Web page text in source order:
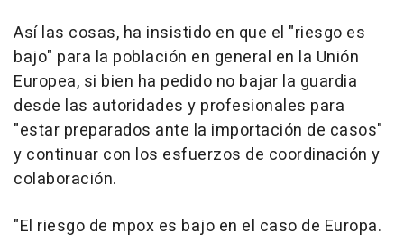
Así las cosas, ha insistido en que el "riesgo es
bajo" para la población en general en la Unión
Europea, si bien ha pedido no bajar la guardia
desde las autoridades y profesionales para
"estar preparados ante la importación de casos"
y continuar con los esfuerzos de coordinación y
colaboración.
"El riesgo de mpox es bajo en el caso de Europa.